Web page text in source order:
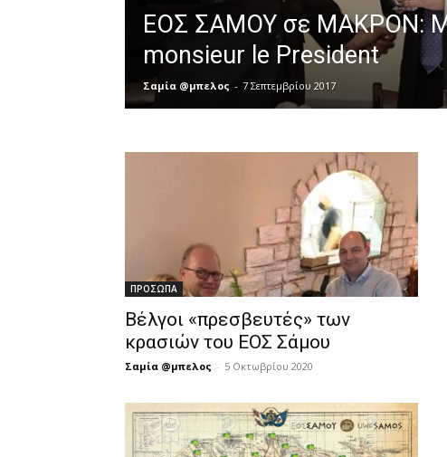
ΕΟΣ ΣΑΜΟΥ σε ΜΑΚΡΟΝ:
monsieur le President
Σαμία @μπελος - 7 Σεπτεμβρίου 2017
ΠΡΟΣΩΠΑ
Βέλγοι «πρεσβευτές» των
κρασιών του ΕΟΣ Σάμου
Σαμία @μπελος - 5 Οκτωβρίου 2020